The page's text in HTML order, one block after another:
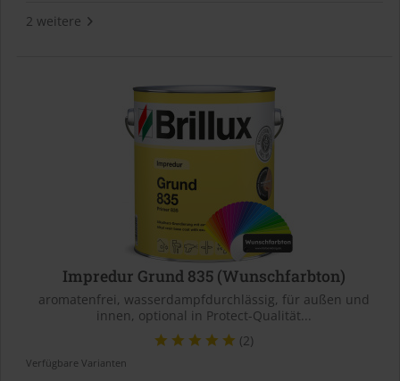
2 weitere
Impredur Grund 835 (Wunschfarbton)
aromatenfrei, wasserdampfdurchlässig, für außen und
innen, optional in Protect-Qualität...
(2)
Verfügbare Varianten